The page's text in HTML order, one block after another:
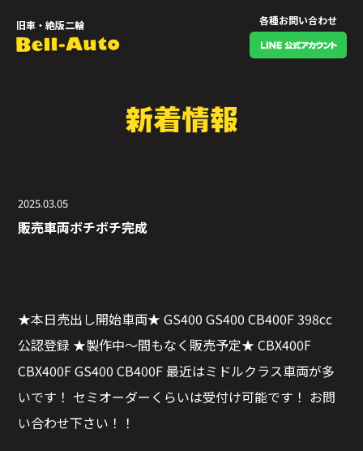
旧車・絶版二輪 各種お問い合わせ
2025.03.05
販売車両ボチボチ完成
★本日売出し開始車両★ GS400 GS400 CB400F 398cc
公認登録 ★製作中〜間もなく販売予定★ CBX400F
CBX400F GS400 CB400F 最近はミドルクラス車両が多
いです！ セミオーダーくらいは受付け可能です！ お問
い合わせ下さい！！